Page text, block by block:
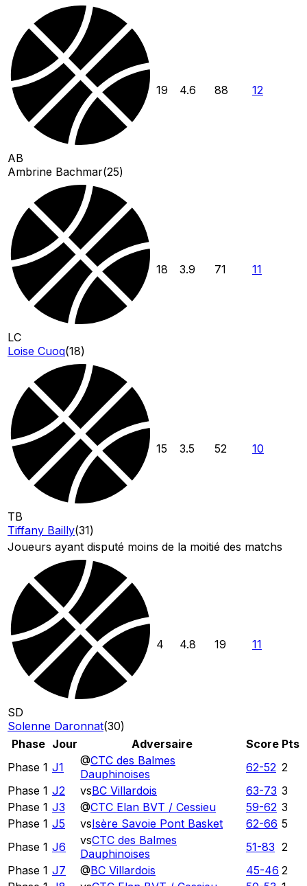
AB
Ambrine Bachmar(25)
19 4.6 88 12
LC
Loise Cuoq(18)
18 3.9 71 11
TB
Tiffany Bailly(31)
15 3.5 52 10
Joueurs ayant disputé moins de la moitié des matchs
SD
Solenne Daronnat(30)
4 4.8 19 11
Phase Jour Adversaire Score Pts
Phase 1 J1 @CTC des Balmes
Dauphinoises
62-52 2
Phase 1 J2 vsBC Villardois 63-73 3
Phase 1 J3 @CTC Elan BVT / Cessieu 59-62 3
Phase 1 J5 vsIsère Savoie Pont Basket 62-66 5
Phase 1 J6 vsCTC des Balmes
Dauphinoises
51-83 2
Phase 1 J7 @BC Villardois 45-46 2